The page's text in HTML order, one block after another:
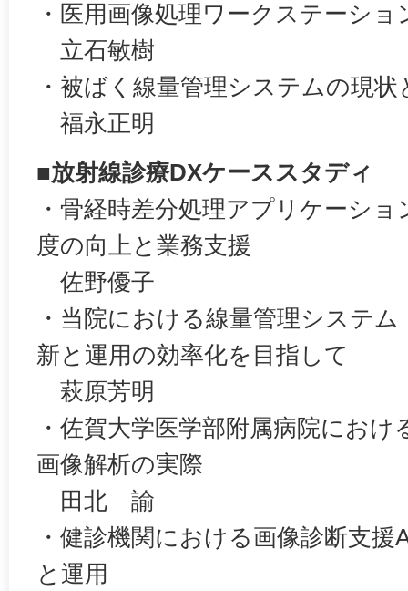
・医用画像処理ワークステーシ
立石敏樹
・被ばく線量管理システムの現状
福永正明
■放射線診療DXケーススタディ
・骨経時差分処理アプリケーシ
度の向上と業務支援
佐野優子
・当院における線量管理システ
新と運用の効率化を目指して
萩原芳明
・佐賀大学医学部附属病院におけ
画像解析の実際
田北 諭
・健診機関における画像診断支
と運用